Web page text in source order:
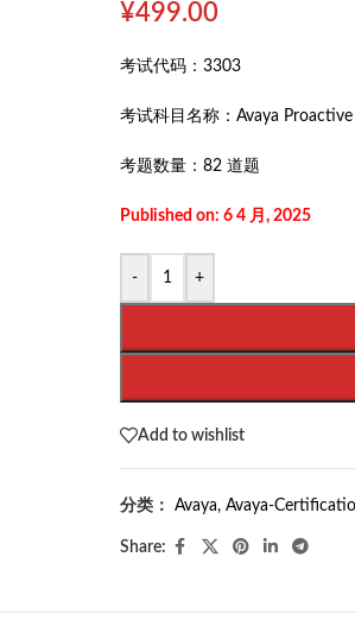
¥499.00
考试代码： 3303
考试科目名称： Avaya
考题数量： 82 道题
Published on: 6 4 月, 2025
- +
Add to wishlist
分类： Avaya, Avaya-
Share: